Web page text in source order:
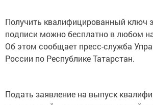
Получить квалифицированный ключ
подписи можно бесплатно в любом
Об этом сообщает пресс-служба
России по Республике Татарстан.
Подать заявление на выпуск